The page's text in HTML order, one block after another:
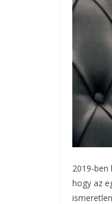
2019-ben
hogy az